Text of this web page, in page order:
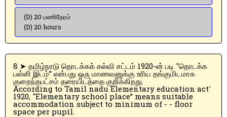
(D) 20 மணிநேரம்
(D) 20 hours
8 ➤ தமிழ்நாடு தொடக்கக் கல்வி சட்டம் 1920-ன் படி "தொடக்க
பள்ளி இடம்” என்பது ஒரு மாணவனுக்கு உரிய தங்குமிடமாக
குறைந்தபட்சம் தரையிடத்தை குறிக்கிறது.
According to Tamil nadu Elementary education act'
1920, "Elementary school place” means suitable
accommodation subject to minimum of - - floor
space per pupil.